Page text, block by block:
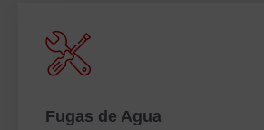
Fugas de Agua